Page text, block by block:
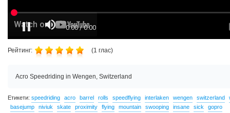
Рейтинг: (1 глас)
Acro Speedriding in Wengen, Switzerland
Етикети: speedriding acro barrel rolls speedflying interlaken wengen switzerland
basejump
niviuk skate proximity flying mountain swooping insane sick gopro